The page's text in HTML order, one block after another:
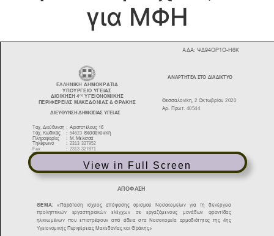
για ΜΦΗ
View in Full Screen